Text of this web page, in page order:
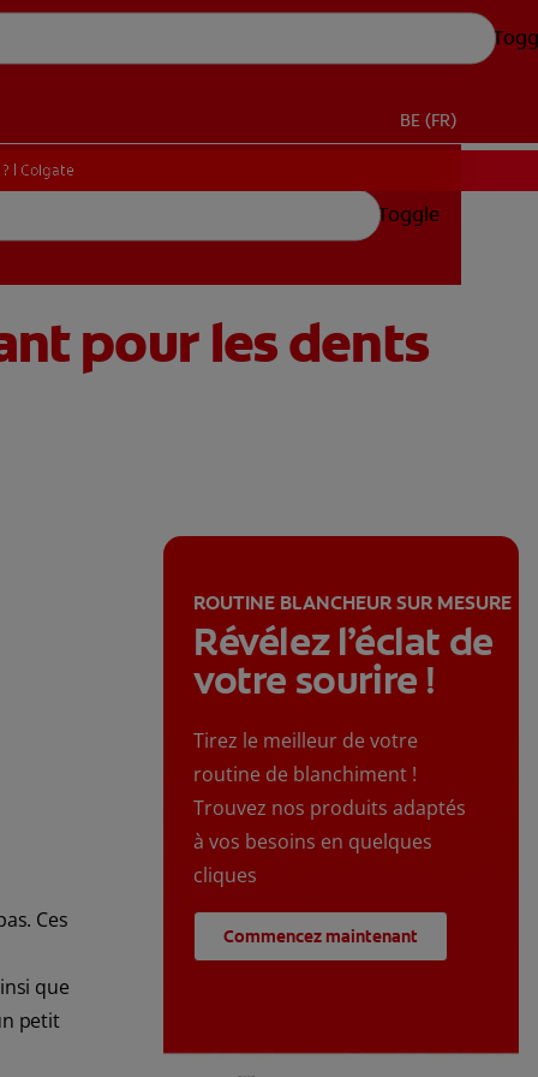
BE (FR)
Toggle
| Colgate
pour les dents
Ces
que
petit
ROUTINE BLANCHEUR SUR MESURE
Révélez l’éclat de
votre sourire !
Tirez le meilleur de votre
routine de blanchiment !
Trouvez nos produits adaptés
à vos besoins en quelques
cliques
Commencez maintenant